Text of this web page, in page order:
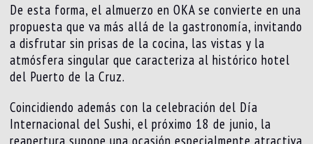
De esta forma, el almuerzo en OKA se convierte en una
propuesta que va más allá de la gastronomía, invitando
a disfrutar sin prisas de la cocina, las vistas y la
atmósfera singular que caracteriza al histórico hotel
del Puerto de la Cruz.
Coincidiendo además con la celebración del Día
Internacional del Sushi, el próximo 18 de junio, la
reapertura supone una ocasión especialmente atractiva